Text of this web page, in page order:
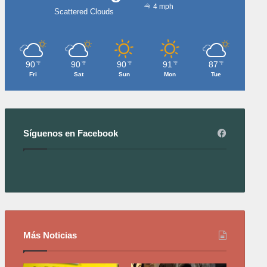
Scattered Clouds
4 mph
90 ℉
Fri
90 ℉
Sat
90 ℉
Sun
91 ℉
Mon
87 ℉
Tue
Síguenos en Facebook
Más Noticias